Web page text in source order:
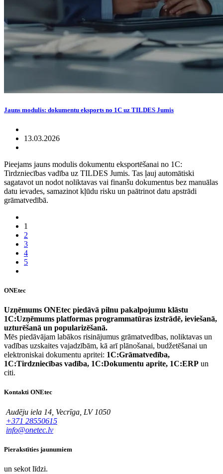
Jauns modulis: dokumentu eksports no 1C uz TILDES Jumis
13.03.2026
Pieejams jauns modulis dokumentu eksportēšanai no 1C:
Tirdzniecības vadība uz TILDES Jumis. Tas ļauj automātiski
sagatavot un nodot noliktavas vai finanšu dokumentus bez manuālas
datu ievades, samazinot kļūdu risku un paātrinot datu apstrādi
grāmatvedībā.
1
2
3
4
5
ONEtec
Uzņēmums ONEtec piedāvā pilnu pakalpojumu klāstu
1C:Uzņēmums platformas programmatūras izstrādē, ieviešanā,
uzturēšanā un popularizēšanā.
Mēs piedāvājam labākos risinājumus grāmatvedības, noliktavas un
vadības uzskaites vajadzībām, kā arī plānošanai, budžetēšanai un
elektroniskai dokumentu apritei: 1C:Grāmatvedība,
1C:Tirdzniecības vadība, 1C:Dokumentu aprite, 1C:ERP un
citi.
Kontakti ONEtec
Audēju iela 14, Vecrīga, LV 1050
+371 28550615
info@onetec.lv
Pierakstīties jaunumiem
un sekot līdzi.